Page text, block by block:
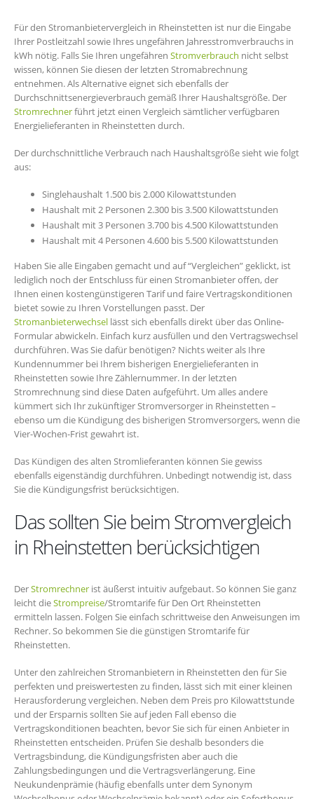
Für den Stromanbietervergleich in Rheinstetten ist nur die Eingabe
Ihrer Postleitzahl sowie Ihres ungefähren Jahresstromverbrauchs in
kWh nötig. Falls Sie Ihren ungefähren Stromverbrauch nicht selbst
wissen, können Sie diesen der letzten Stromabrechnung
entnehmen. Als Alternative eignet sich ebenfalls der
Durchschnittsenergieverbrauch gemäß Ihrer Haushaltsgröße. Der
Stromrechnerführt jetzt einen Vergleich sämtlicher verfügbaren
Energielieferanten in Rheinstetten durch.
Der durchschnittliche Verbrauch nach Haushaltsgröße sieht wie folgt
aus:
Singlehaushalt 1.500 bis 2.000 Kilowattstunden
Haushalt mit 2 Personen 2.300 bis 3.500 Kilowattstunden
Haushalt mit 3 Personen 3.700 bis 4.500 Kilowattstunden
Haushalt mit 4 Personen 4.600 bis 5.500 Kilowattstunden
Haben Sie alle Eingaben gemacht und auf “Vergleichen” geklickt, ist
lediglich noch der Entschluss für einen Stromanbieter offen, der
Ihnen einen kostengünstigeren Tarif und faire Vertragskonditionen
bietet sowie zu Ihren Vorstellungen passt. Der
Stromanbieterwechsel lässt sich ebenfalls direkt über das Online-
Formular abwickeln. Einfach kurz ausfüllen und den Vertragswechsel
durchführen. Was Sie dafür benötigen? Nichts weiter als Ihre
Kundennummer bei Ihrem bisherigen Energielieferanten in
Rheinstetten sowie Ihre Zählernummer. In der letzten
Stromrechnung sind diese Daten aufgeführt. Um alles andere
kümmert sich Ihr zukünftiger Stromversorger in Rheinstetten –
ebenso um die Kündigung des bisherigen Stromversorgers, wenn die
Vier-Wochen-Frist gewahrt ist.
Das Kündigen des alten Stromlieferanten können Sie gewiss
ebenfalls eigenständig durchführen. Unbedingt notwendig ist, dass
Sie die Kündigungsfrist berücksichtigen.
Das sollten Sie beim Stromvergleich
in Rheinstetten berücksichtigen
DerStromrechner ist äußerst intuitiv aufgebaut. So können Sie ganz
leicht dieStrompreise/Stromtarife für Den Ort Rheinstetten
ermitteln lassen. Folgen Sie einfach schrittweise den Anweisungen im
Rechner. So bekommen Sie die günstigen Stromtarife für
Rheinstetten.
Unter den zahlreichen Stromanbietern in Rheinstetten den für Sie
perfekten und preiswertesten zu finden, lässt sich mit einer kleinen
Herausforderung vergleichen. Neben dem Preis pro Kilowattstunde
und der Ersparnis sollten Sie auf jeden Fall ebenso die
Vertragskonditionen beachten, bevor Sie sich für einen Anbieter in
Rheinstetten entscheiden. Prüfen Sie deshalb besonders die
Vertragsbindung, die Kündigungsfristen aber auch die
Zahlungsbedingungen und die Vertragsverlängerung. Eine
Neukundenprämie (häufig ebenfalls unter dem Synonym